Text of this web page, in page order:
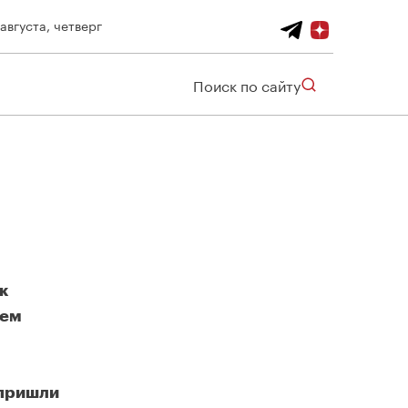
четверг
Поиск по сайту